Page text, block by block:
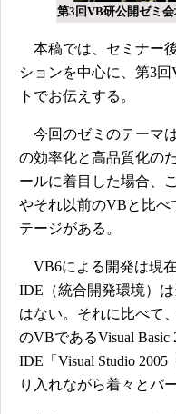
第3回VB研公開ゼミ
本稿では、セミナー
ションを中心に、第3
トでお伝えする。
今回のゼミのテーマ
の効率化と高品質化の
ールに着目した場合、
やそれ以前のVBと比べ
テージがある。
VB6による開発は現
IDE（統合開発環境）
はない。それに比べて
のVBであるVisual
IDE「Visual Studio
り入れながら着々とバ